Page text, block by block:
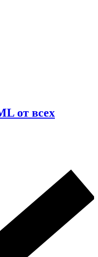
от всех